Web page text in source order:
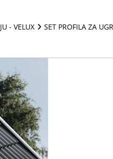
- VELUX SET PROFILA ZA